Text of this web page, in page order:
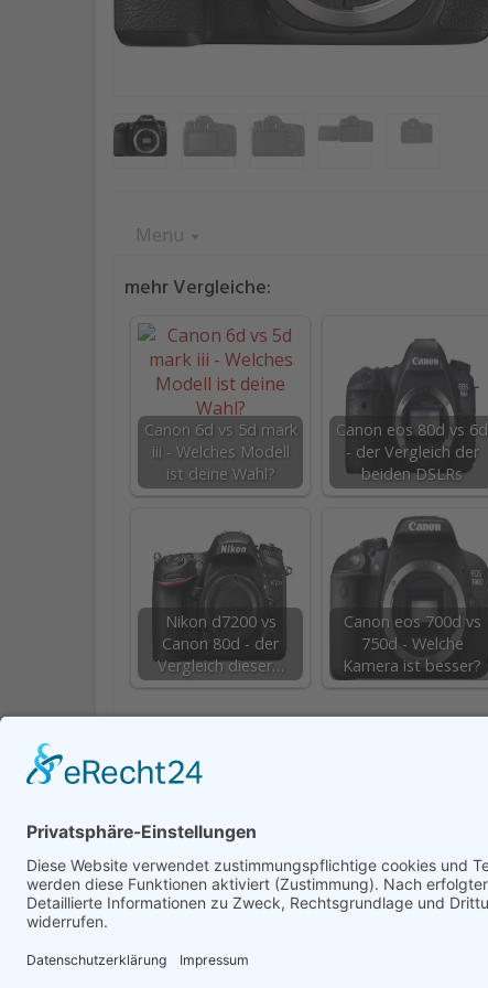
Menu
mehr Vergleiche:
Canon 6d vs 5d mark
iii - Welches Modell
ist deine Wahl?
Canon eos 80d vs 6d
- der Vergleich der
beiden DSLRs
Nikon d7200 vs
Canon 80d - der
Vergleich dieser…
Canon eos 700d vs
750d - Welche
Kamera ist besser?
Zuletzt aktualisiert am: 26. November 2025 7:17